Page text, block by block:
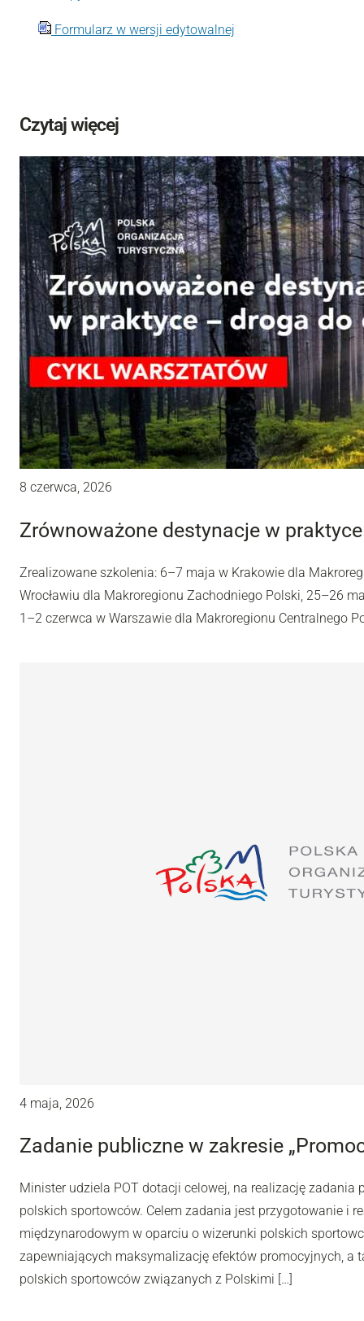
Formularz w wersji edytowalnej
Czytaj więcej
8 czerwca, 2026
Zrównoważone destynacje w
Zrealizowane szkolenia: 6–7 maja w Krakowie dla
Wrocławiu dla Makroregionu Zachodniego Polski, 25–26
1–2 czerwca w Warszawie dla Makroregionu Centralnego
4 maja, 2026
Zadanie publiczne w zakresie
Minister udziela POT dotacji celowej, na realizację
polskich sportowców. Celem zadania jest przygotowanie i
międzynarodowym w oparciu o wizerunki polskich
zapewniających maksymalizację efektów promocyjnych, a
polskich sportowców związanych z Polskimi […]